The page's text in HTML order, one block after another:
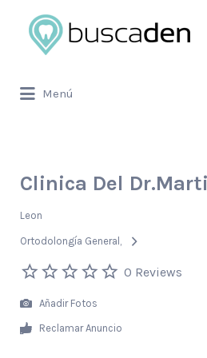
Buscar
por:
Menú
por:
Clinica Del
Leon
Ortodolongía General
0 Reviews
Añadir Fotos
Reclamar Anuncio